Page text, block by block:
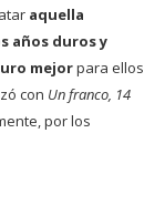
aquella
años duros y
mejorpara ellos
con Un franco, 14
por los